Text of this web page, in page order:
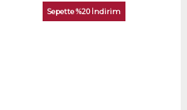
Sepette %20 İndirim